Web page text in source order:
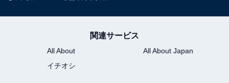
関連サービス
All About
All About Japan
イチオシ